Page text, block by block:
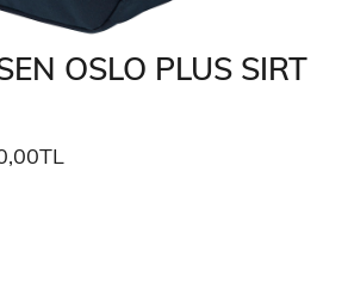
OSLO PLUS SIRT